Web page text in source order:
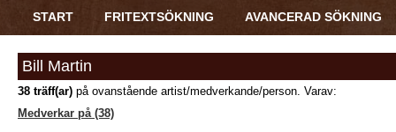
START FRITEXTSÖKNING AVANCERAD SÖKNING
Bill Martin
38 träff(ar) på ovanstående artist/medverkande/person. Varav:
Medverkar på (38)